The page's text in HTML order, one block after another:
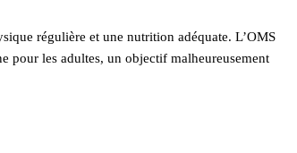
régulière et une nutrition adéquate. L’OMS
pour les adultes, un objectif malheureusement